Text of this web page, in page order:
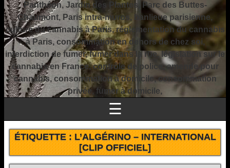
Panthéon, Jardin des Plantes, Parc des Buttes-
Chaumont, Paris intra-muros, banlieue parisienne,
culture du cannabis à Paris, réglementation du cannabis
à Paris, consommation en dehors de chez soi,
interdiction de fumer, fumer dans la rue, législation sur le
cannabis en France, contrôle de police, amende pour
cannabis, consommation à domicile, consommation
privée, fumer à domicile,
☰
ÉTIQUETTE :L’ALGÉRINO – INTERNATIONAL
[CLIP OFFICIEL]